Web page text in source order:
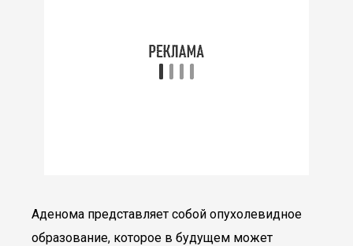
Аденома представляет собой опухолевидное
образование, которое в будущем может